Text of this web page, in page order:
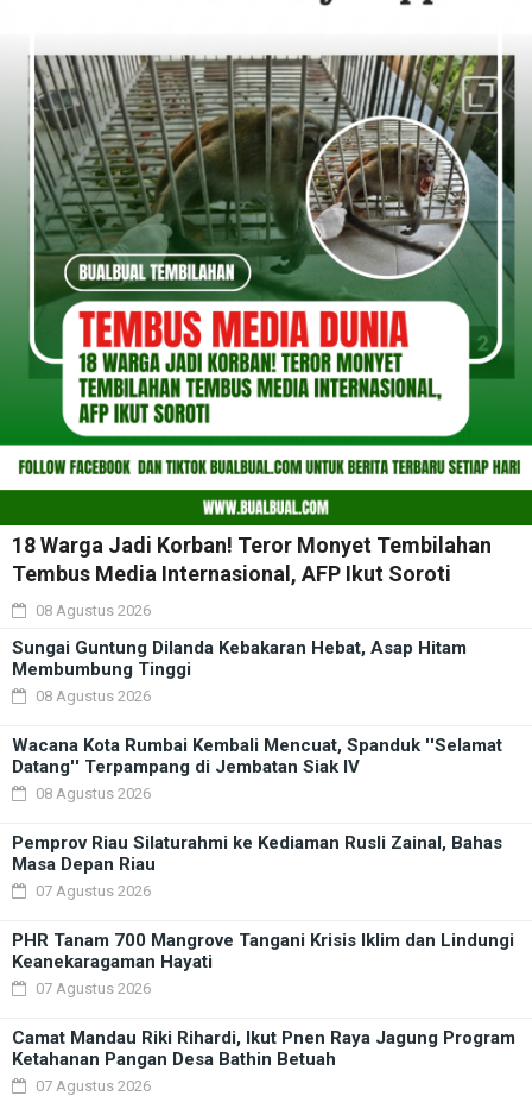
18 Warga Jadi Korban! Teror Monyet Tembilahan
Tembus Media Internasional, AFP Ikut Soroti
08 Agustus 2026
Sungai Guntung Dilanda Kebakaran Hebat, Asap Hitam
Membumbung Tinggi
08 Agustus 2026
Wacana Kota Rumbai Kembali Mencuat, Spanduk ''Selamat
Datang'' Terpampang di Jembatan Siak IV
08 Agustus 2026
Pemprov Riau Silaturahmi ke Kediaman Rusli Zainal, Bahas
Masa Depan Riau
07 Agustus 2026
PHR Tanam 700 Mangrove Tangani Krisis Iklim dan Lindungi
Keanekaragaman Hayati
07 Agustus 2026
Camat Mandau Riki Rihardi, Ikut Pnen Raya Jagung Program
Ketahanan Pangan Desa Bathin Betuah
07 Agustus 2026